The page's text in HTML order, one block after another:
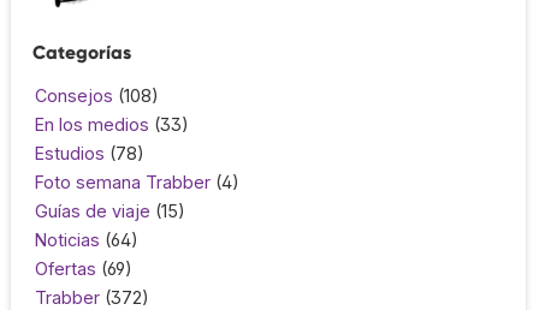
Categorías
Consejos (108)
En los medios (33)
Estudios (78)
Foto semana Trabber (4)
Guías de viaje (15)
Noticias (64)
Ofertas (69)
Trabber (372)